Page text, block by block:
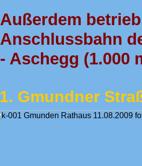
Außerdem
Anschlussbahn
- Aschegg (1.000
1. Gmundner